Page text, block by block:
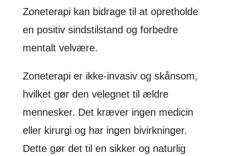
Zoneterapi kan bidrage til at opretholde
en positiv sindstilstand og forbedre
mentalt velvære.
Zoneterapi er ikke-invasiv og skånsom,
hvilket gør den velegnet til ældre
mennesker. Det kræver ingen medicin
eller kirurgi og har ingen bivirkninger.
Dette gør det til en sikker og naturlig